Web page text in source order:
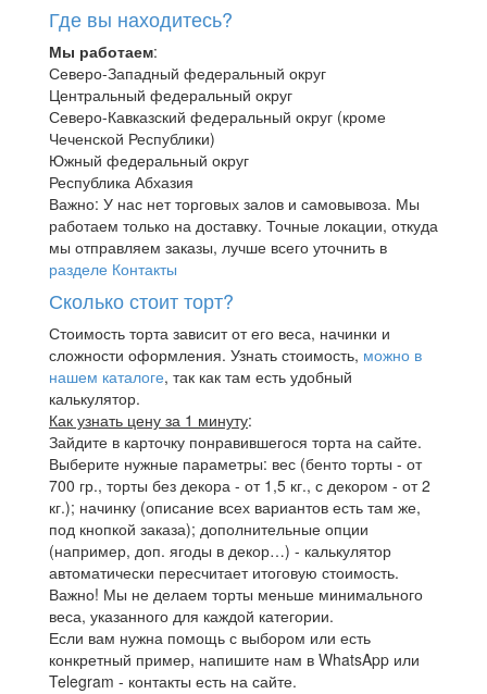
Где вы находитесь?
Мы работаем:
Северо-Западный федеральный округ
Центральный федеральный округ
Северо-Кавказский федеральный округ (кроме
Чеченской Республики)
Южный федеральный округ
Республика Абхазия
Важно: У нас нет торговых залов и самовывоза. Мы
работаем только на доставку. Точные локации, откуда
мы отправляем заказы, лучше всего уточнить в
разделе Контакты
Сколько стоит торт?
Стоимость торта зависит от его веса, начинки и
сложности оформления. Узнать стоимость, можно в
нашем каталоге, так как там есть удобный
калькулятор.
Как узнать цену за 1 минуту:
Зайдите в карточку понравившегося торта на сайте.
Выберите нужные параметры: вес (бенто торты - от
700 гр., торты без декора - от 1,5 кг., с декором - от 2
кг.); начинку (описание всех вариантов есть там же,
под кнопкой заказа); дополнительные опции
(например, доп. ягоды в декор…) - калькулятор
автоматически пересчитает итоговую стоимость.
Важно! Мы не делаем торты меньше минимального
веса, указанного для каждой категории.
Если вам нужна помощь с выбором или есть
конкретный пример, напишите нам в WhatsApp или
Telegram - контакты есть на сайте.